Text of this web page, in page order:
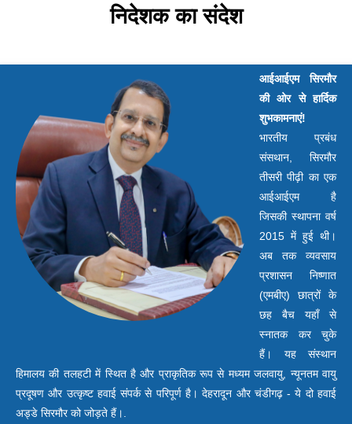
निदेशक का संदेश
आईआईएम सिरमौर
की ओर से हार्दिक
शुभकामनाएं!
भारतीय प्रबंध
संसथान, सिरमौर
तीसरी पीढ़ी का एक
आईआईएम है
जिसकी स्थापना वर्ष
2015 में हुई थी।
अब तक व्यवसाय
प्रशासन निष्णात
(एमबीए) छात्रों के
छह बैच यहाँ से
स्नातक कर चुके
हैं। यह संस्थान
हिमालय की तलहटी में स्थित है और प्राकृतिक रूप से मध्यम जलवायु, न्यूनतम वायु
प्रदूषण और उत्कृष्ट हवाई संपर्क से परिपूर्ण है। देहरादून और चंडीगढ़ - ये दो हवाई
अड्डे सिरमौर को जोड़ते हैं।.